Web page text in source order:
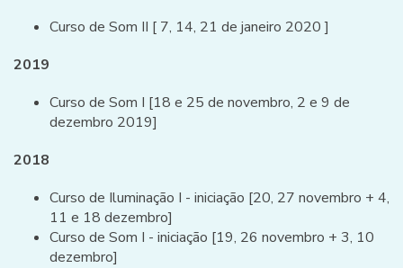
Curso de Som II [ 7, 14, 21 de janeiro 2020 ]
2019
Curso de Som I [18 e 25 de novembro, 2 e 9 de
dezembro 2019]
2018
Curso de Iluminação I - iniciação [20, 27 novembro + 4,
11 e 18 dezembro]
Curso de Som I - iniciação [19, 26 novembro + 3, 10
dezembro]